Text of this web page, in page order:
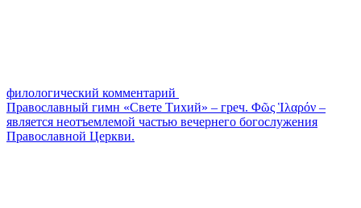
филологический комментарий
Православный гимн «Свете Тихий» – греч. Φῶς Ἱλαρόν –
является неотъемлемой частью вечернего богослужения
Православной Церкви.